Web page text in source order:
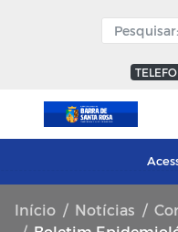
Início Notícias